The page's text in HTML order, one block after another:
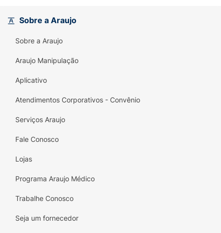
(35g).
Sabor Inovador:
leite em pó com o sabor inconfundível da
pasta de amendoim.
Textura Viciante:
ideal para consumo rápido.
Atenção:
Sobre a Araujo
Sobre a Araujo
Araujo Manipulação
Aplicativo
Atendimentos Corporativos - Convênio
Serviços Araujo
Fale Conosco
Lojas
Programa Araujo Médico
Trabalhe Conosco
Seja um fornecedor